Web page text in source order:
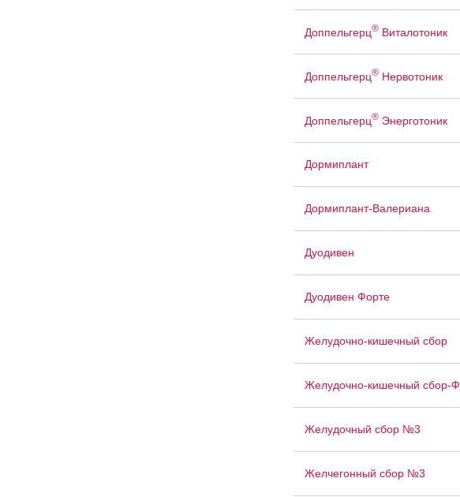
Доппельгерц®Виталотоник
Доппельгерц®Нервотоник
Доппельгерц®Энерготоник
Дормиплант
Дормиплант-Валериана
Дуодивен
Дуодивен Форте
Желудочно-кишечный сбор
Желудочно-кишечный сбор-Ф
Желудочный сбор №3
Желчегонный сбор №3